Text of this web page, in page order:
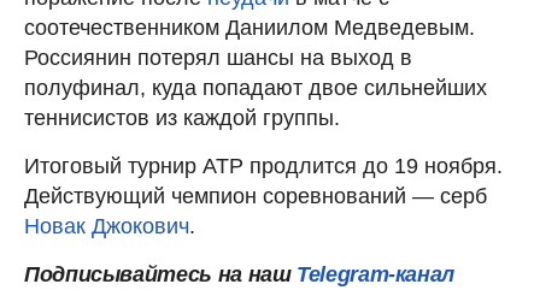
соотечественником Даниилом Медведевым.
Россиянин потерял шансы на выход в
полуфинал, куда попадают двое сильнейших
теннисистов из каждой группы.
Итоговый турнир ATP продлится до 19 ноября.
Действующий чемпион соревнований — серб
Новак Джокович.
Подписывайтесь на наш Telegram-канал